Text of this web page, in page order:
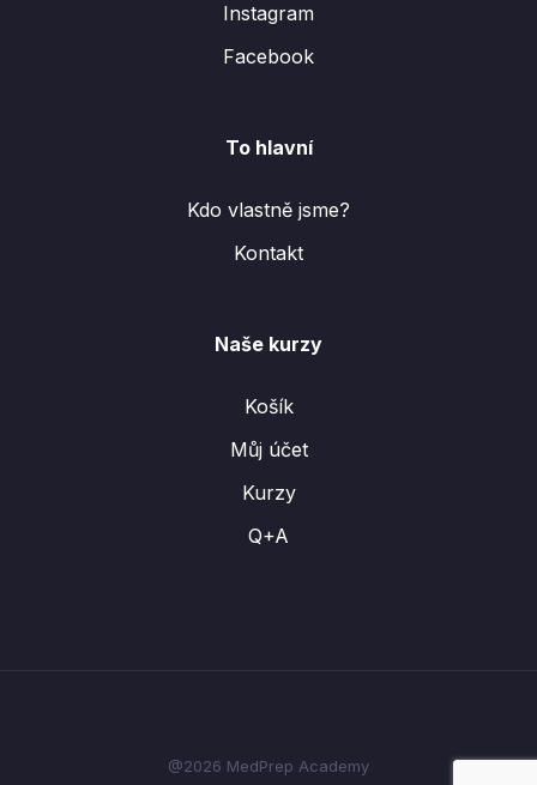
Instagram
Facebook
To hlavní
Kdo vlastně jsme?
Kontakt
Naše kurzy
Košík
Můj účet
Kurzy
Q+A
@2026 MedPrep Academy